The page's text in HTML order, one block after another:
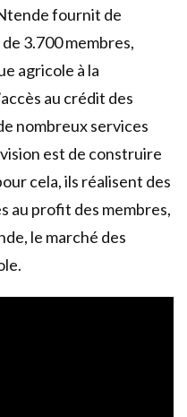
fournit de
3.700 membres,
agricole à la
au crédit des
nombreux services
est de construire
cela, ils réalisent des
au profit des membres,
le marché des